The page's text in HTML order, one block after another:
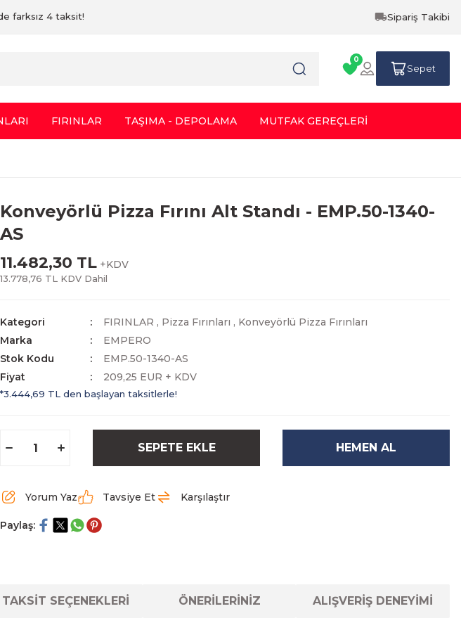
farksız 4 taksit! Sipariş Takibi
0
Sepet
FIRINLAR TAŞIMA - DEPOLAMA MUTFAK GEREÇLERİ
Konveyörlü Pizza Fırını Alt Standı - EMP.50-1340-
AS
11.482,30 TL +KDV
13.778,76 TL KDV Dahil
Kategori FIRINLAR , Pizza Fırınları , Konveyörlü Pizza Fırınları
Marka
EMPERO
Stok Kodu
EMP.50-1340-AS
Fiyat
209,25 EUR + KDV
*3.444,69 TL den başlayan taksitlerle!
SEPETE EKLE HEMEN AL
Yorum Yaz Tavsiye Et Karşılaştır
Paylaş:
TAKSİT SEÇENEKLERİ ÖNERİLERİNİZ ALIŞVERİŞ DENEYİMİ